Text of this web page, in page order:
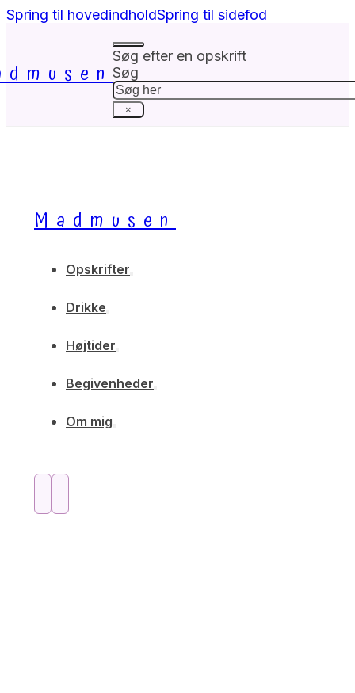
Spring til hovedindholdSpring til sidefod
Søg efter en opskrift
Søg
×
Madmusen
Opskrifter
Drikke
Højtider
Begivenheder
Om mig